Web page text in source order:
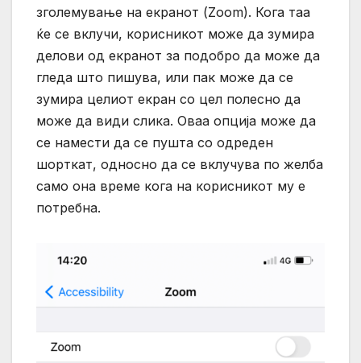
зголемување на екранот (Zoom). Кога таа
ќе се вклучи, корисникот може да зумира
делови од екранот за подобро да може да
гледа што пишува, или пак може да се
зумира целиот екран со цел полесно да
може да види слика. Оваа опција може да
се намести да се пушта со одреден
шорткат, односно да се вклучува по желба
само она време кога на корисникот му е
потребна.